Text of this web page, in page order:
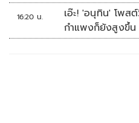
16:20 น.
เอ๊ะ! 'อนุทิน' โพ
กำแพงก็ยังสูงขึ้
หัวอีก